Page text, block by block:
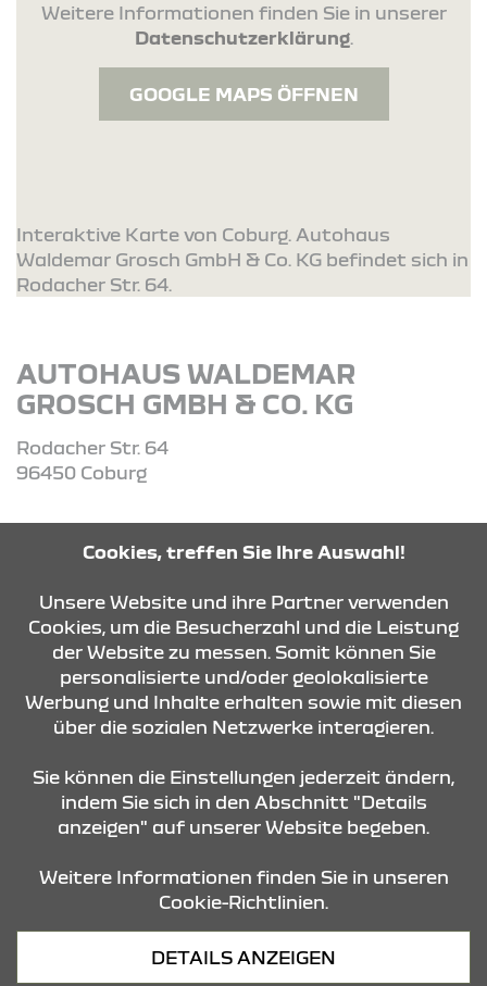
Weitere Informationen finden Sie in unserer
Datenschutzerklärung.
GOOGLE MAPS ÖFFNEN
Interaktive Karte von Coburg. Autohaus
Waldemar Grosch GmbH & Co. KG befindet sich in
Rodacher Str. 64.
AUTOHAUS WALDEMAR
GROSCH GMBH & CO. KG
Rodacher Str. 64
96450 Coburg
ROUTE PLANEN
ANFRAGE SENDEN
Datenschutz
Cookies, treffen Sie Ihre Auswahl!
Unsere Website und ihre Partner verwenden
Cookies, um die Besucherzahl und die Leistung
der Website zu messen. Somit können Sie
personalisierte und/oder geolokalisierte
Werbung und Inhalte erhalten sowie mit diesen
über die sozialen Netzwerke interagieren.
Sie können die Einstellungen jederzeit ändern,
indem Sie sich in den Abschnitt "Details
anzeigen" auf unserer Website begeben.
Weitere Informationen finden Sie in unseren
Cookie-Richtlinien.
DETAILS ANZEIGEN